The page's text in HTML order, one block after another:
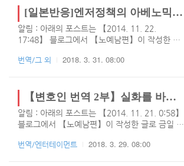
드라마에서는 반대로 선녀가 되어있을 만큼 드라
마 기황후 역사왜곡도 농담이 아닌 수준입니..
도 약간 늦은 업데이트를 하게 되었는데요. 몇일
전 국민배우 송강호가 출연한 영화 변호인이 11
개 후보에 이름을 올렸다는 소식이 시나뉴스를
통해 알려지게 되었으며, 이에 대한 중국인들의
댓글반응인데요. 너무나 아쉽게도 중국인들은 자
연예인들을 더 잘아는지 너무나 신기할 정도이
며, 박유천이 어떤 배우인지는 모르겠지만 많은
중국인들이 ..
[일본반응]엔저정책의 아베노믹스 실패 2014년 3분기 GDP마이너스 일본경제 어디로 가는가?
알림 : 아래의 포스트는 【2014. 11. 22.
17:48】 블로그에서 【노예남편】이 작성한 글
일) 발표된 일본 3분기 GDP실적이 공개되었는
이며, 보기드물게 자기들끼리 다투기도 하는 모
습을 볼 수 있는데요. 제가 경제에 대해서 잘 안
다면 주저리주저리 말씀드리겠지만, 유일하게 경
제분야만 제가 젬병이군요. 아베가 취임이후 아
베노믹스라고 잃어버린 20년을 되찾겠다며 진행
번역/그 외 2018. 3. 31. 08:00
【변호인 번역 2부】실화를 바탕으로 만든 영화 변호인에 대해서 토론하는 중국 누리꾼들의 중국반응 댓글
알림 : 아래의 포스트는 【2014. 11. 21. 0:58】
블로그에서 【노예남편】이 작성한 글로 금일 티
호인에 대한 해외반응 2부 이며, 1부는 이전에 번
번역/엔터테이먼트 2018. 3. 29. 08:00